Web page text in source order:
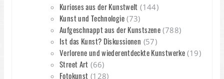
Kurioses aus der Kunstwelt (144)
Kunst und Technologie(73)
Aufgeschnappt aus der Kunstszene (788)
Ist das Kunst? Diskussionen (57)
Verlorene und wiederentdeckte Kunstwerke (19)
Street Art (66)
Fotokunst (128)